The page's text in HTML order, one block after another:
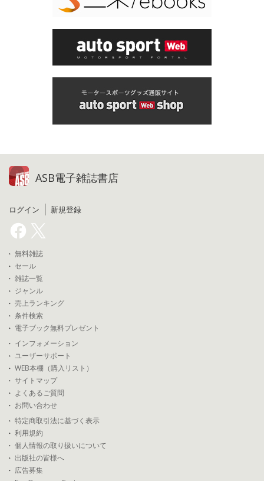
ASB電子雑誌書店
ログイン 新規登録
無料雑誌
セール
雑誌一覧
ジャンル
売上ランキング
条件検索
電子ブック無料プレゼント
インフォメーション
ユーザーサポート
WEB本棚（購入リスト）
サイトマップ
よくあるご質問
お問い合わせ
特定商取引法に基づく表示
利用規約
個人情報の取り扱いについて
出版社の皆様へ
広告募集